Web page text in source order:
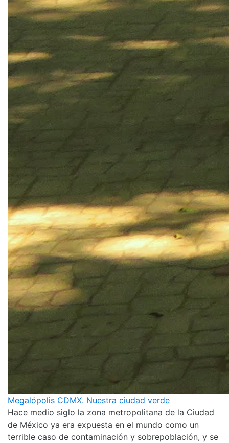
Megalópolis CDMX. Nuestra ciudad verde
Hace medio siglo la zona metropolitana de la Ciudad
de México ya era expuesta en el mundo como un
terrible caso de contaminación y sobrepoblación, y se